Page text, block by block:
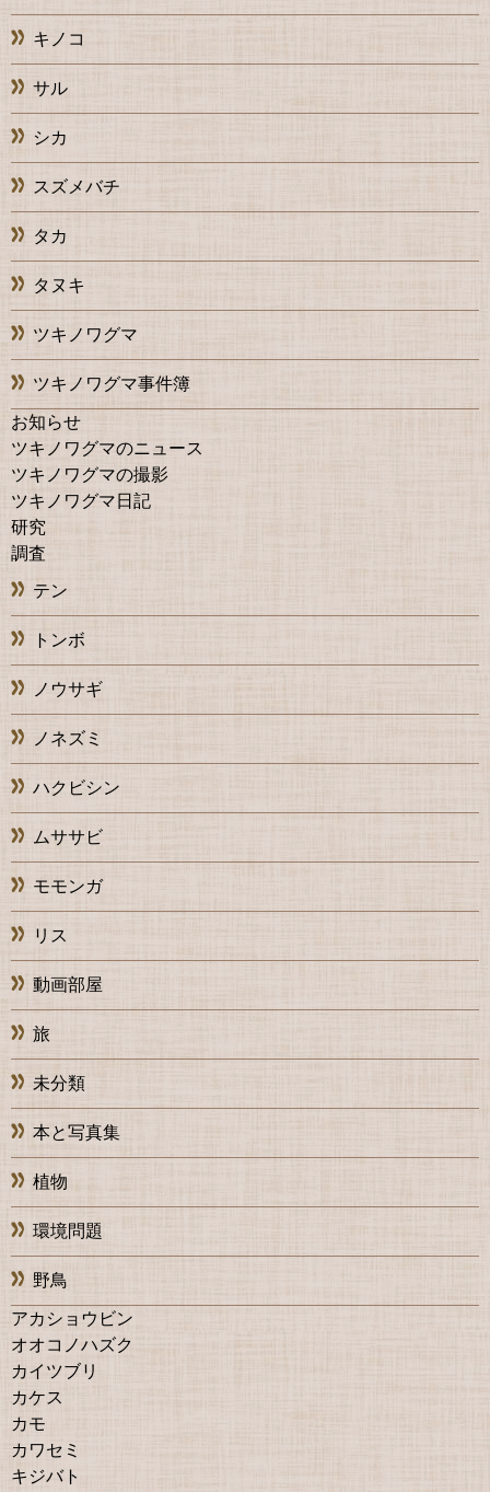
キノコ
サル
シカ
スズメバチ
タカ
タヌキ
ツキノワグマ
ツキノワグマ事件簿
お知らせ
ツキノワグマのニュース
ツキノワグマの撮影
ツキノワグマ日記
研究
調査
テン
トンボ
ノウサギ
ノネズミ
ハクビシン
ムササビ
モモンガ
リス
動画部屋
旅
未分類
本と写真集
植物
環境問題
野鳥
アカショウビン
オオコノハズク
カイツブリ
カケス
カモ
カワセミ
キジバト